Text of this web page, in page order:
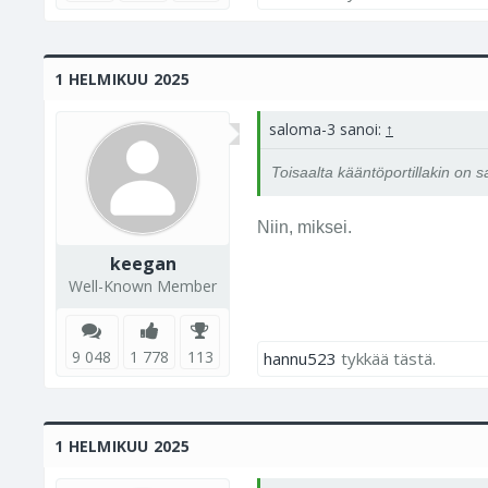
1 HELMIKUU 2025
keegan
Well-Known Member
9 048 1 778 113
saloma-3 sanoi: ↑
Toisaalta kääntöportillakin on
Niin, miksei.
hannu523 tykkää tästä.
1 HELMIKUU 2025